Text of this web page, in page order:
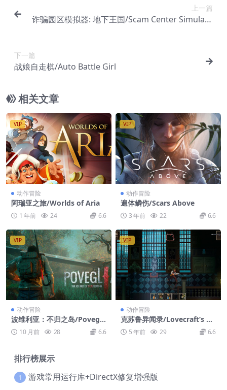
上一篇
诈骗园区模拟器: 地下王国/Scam Center Simulato
下一篇
战娘自走棋/Auto Battle Girl
相关文章
VIP
动作冒险
阿瑞亚之旅/Worlds of Aria
1 年前 24 6.6
VIP
动作冒险
遍体鳞伤/Scars Above
3 年前 22 6.6
VIP
动作冒险
波维利亚：不归之岛/Povegli
a: The Island of Non Retur
n 10 月前 28 6.6
VIP
动作冒险
克苏鲁异闻录/Lovecraft’s U
ntold Story
5 年前 29 6.6
排行榜展示
1 游戏常用运行库+DirectX修复增强版